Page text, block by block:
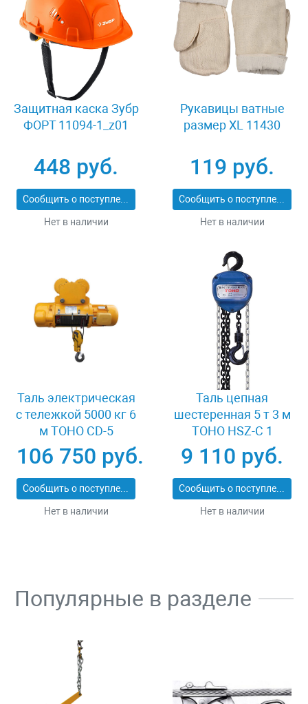
Защитная каска Зубр
ФОРТ 11094-1_z01
448 руб.
Сообщить о поступлении
Нет в наличии
Рукавицы ватные
размер XL 11430
119 руб.
Сообщить о поступлении
Нет в наличии
Таль электрическая
с тележкой 5000 кг 6
м TOHO CD-5
106 750 руб.
Сообщить о поступлении
Нет в наличии
Таль цепная
шестеренная 5 т 3 м
TOHO HSZ-C 1
XK33536
9 110 руб.
Сообщить о поступлении
Нет в наличии
Популярные в разделе